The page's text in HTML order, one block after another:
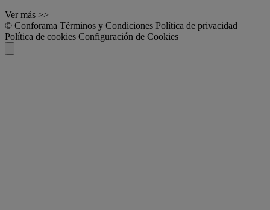
Ver más >>
© Conforama Términos y Condiciones Política de privacidad
Política de cookies Configuración de Cookies